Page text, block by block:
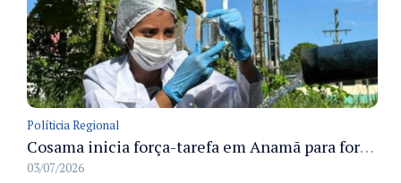
Políticia Regional
Cosama inicia força-tarefa em Anamã para fortalecer abastecimento de água e segurança hídrica da população
03/07/2026